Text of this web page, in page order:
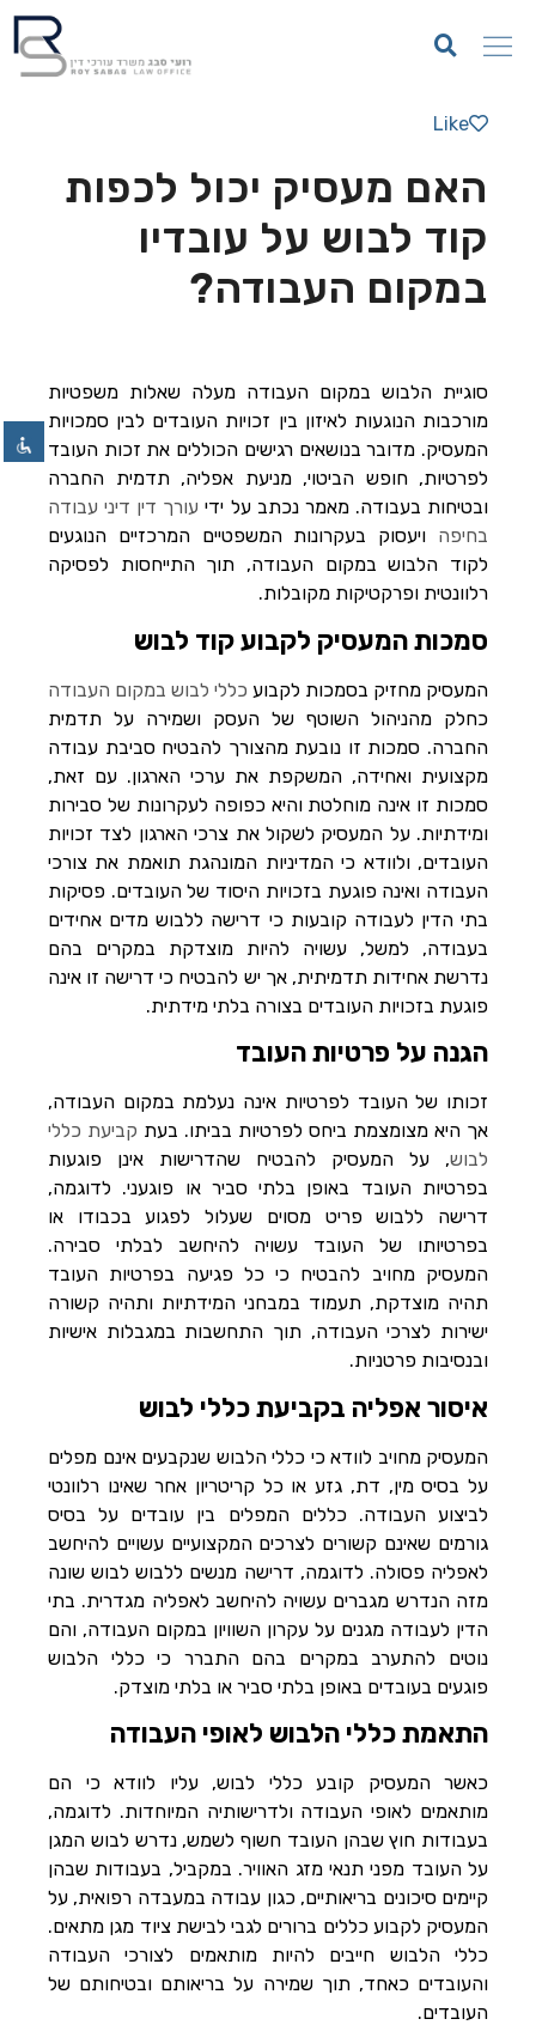
visibility_off
title סמן כותרות
צבע רקע
zoom_out זום (הקטנה)
zoom_in זום (הגדלה)
add_circle_outline
spellcheck גופן קריא
brightness_high ניגודיות בהירה
brightness_low ניגודיות כהה
format_underlined הוסף קו תחתון לקישורים
font_download סמן קישורים
לאפס
את
כל
האפשרויות
cached
הצהרת נגישות
Like
האם מעסיק יכול לכפות
קוד לבוש על עובדיו
במקום העבודה?
סוגיית הלבוש במקום העבודה מעלה שאלות משפטיות
מורכבות הנוגעות לאיזון בין זכויות העובדים לבין סמכויות
המעסיק. מדובר בנושאים רגישים הכוללים את זכות העובד
לפרטיות, חופש הביטוי, מניעת אפליה, תדמית החברה
ובטיחות בעבודה. מאמר נכתב על ידי עורך דין דיני עבודה
בחיפה ויעסוק בעקרונות המשפטיים המרכזיים הנוגעים
לקוד הלבוש במקום העבודה, תוך התייחסות לפסיקה
רלוונטית ופרקטיקות מקובלות.
סמכות המעסיק לקבוע קוד לבוש
המעסיק מחזיק בסמכות לקבוע כללי לבוש במקום העבודה
כחלק מהניהול השוטף של העסק ושמירה על תדמית
החברה. סמכות זו נובעת מהצורך להבטיח סביבת עבודה
מקצועית ואחידה, המשקפת את ערכי הארגון. עם זאת,
סמכות זו אינה מוחלטת והיא כפופה לעקרונות של סבירות
ומידתיות. על המעסיק לשקול את צרכי הארגון לצד זכויות
העובדים, ולוודא כי המדיניות המונהגת תואמת את צורכי
העבודה ואינה פוגעת בזכויות היסוד של העובדים. פסיקות
בתי הדין לעבודה קובעות כי דרישה ללבוש מדים אחידים
בעבודה, למשל, עשויה להיות מוצדקת במקרים בהם
נדרשת אחידות תדמיתית, אך יש להבטיח כי דרישה זו אינה
פוגעת בזכויות העובדים בצורה בלתי מידתית.
הגנה על פרטיות העובד
זכותו של העובד לפרטיות אינה נעלמת במקום העבודה,
אך היא מצומצמת ביחס לפרטיות בביתו. בעת קביעת כללי
לבוש, על המעסיק להבטיח שהדרישות אינן פוגעות
בפרטיות העובד באופן בלתי סביר או פוגעני. לדוגמה,
דרישה ללבוש פריט מסוים שעלול לפגוע בכבודו או
בפרטיותו של העובד עשויה להיחשב לבלתי סבירה.
המעסיק מחויב להבטיח כי כל פגיעה בפרטיות העובד
תהיה מוצדקת, תעמוד במבחני המידתיות ותהיה קשורה
ישירות לצרכי העבודה, תוך התחשבות במגבלות אישיות
ובנסיבות פרטניות.
איסור אפליה בקביעת כללי לבוש
המעסיק מחויב לוודא כי כללי הלבוש שנקבעים אינם מפלים
על בסיס מין, דת, גזע או כל קריטריון אחר שאינו רלוונטי
לביצוע העבודה. כללים המפלים בין עובדים על בסיס
גורמים שאינם קשורים לצרכים המקצועיים עשויים להיחשב
לאפליה פסולה. לדוגמה, דרישה מנשים ללבוש לבוש שונה
מזה הנדרש מגברים עשויה להיחשב לאפליה מגדרית. בתי
הדין לעבודה מגנים על עקרון השוויון במקום העבודה, והם
נוטים להתערב במקרים בהם התברר כי כללי הלבוש
פוגעים בעובדים באופן בלתי סביר או בלתי מוצדק.
התאמת כללי הלבוש לאופי העבודה
כאשר המעסיק קובע כללי לבוש, עליו לוודא כי הם
מותאמים לאופי העבודה ולדרישותיה המיוחדות. לדוגמה,
בעבודות חוץ שבהן העובד חשוף לשמש, נדרש לבוש המגן
על העובד מפני תנאי מזג האוויר. במקביל, בעבודות שבהן
קיימים סיכונים בריאותיים, כגון עבודה במעבדה רפואית, על
המעסיק לקבוע כללים ברורים לגבי לבישת ציוד מגן מתאים.
כללי הלבוש חייבים להיות מותאמים לצורכי העבודה
והעובדים כאחד, תוך שמירה על בריאותם ובטיחותם של
העובדים.